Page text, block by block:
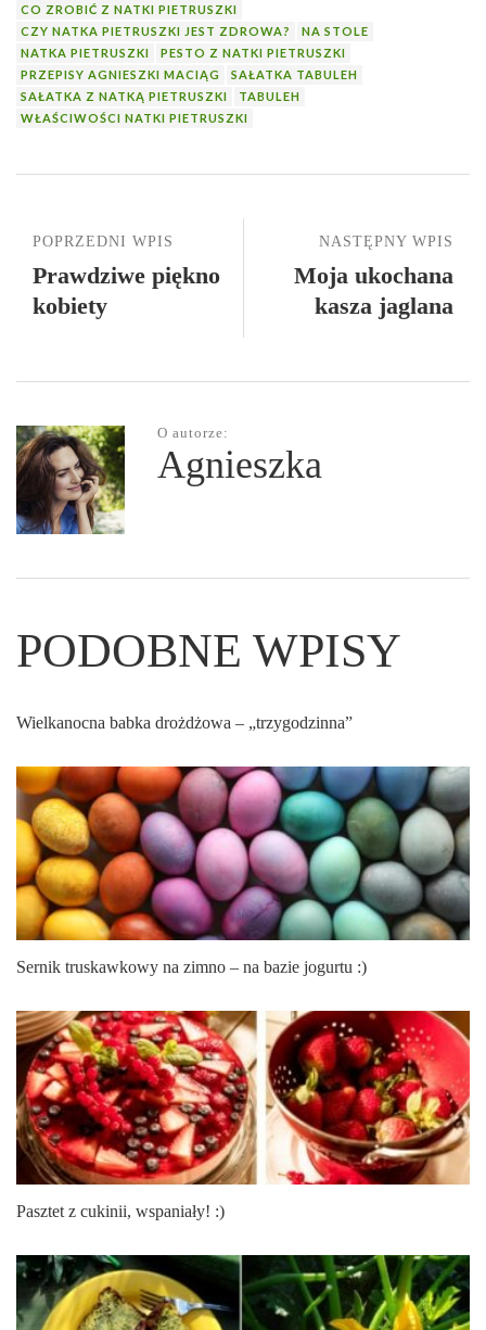
CO ZROBIĆ Z NATKI PIETRUSZKI
CZY NATKA PIETRUSZKI JEST ZDROWA?
NA STOLE
NATKA PIETRUSZKI
PESTO Z NATKI PIETRUSZKI
PRZEPISY AGNIESZKI MACIĄG
SAŁATKA TABULEH
SAŁATKA Z NATKĄ PIETRUSZKI
TABULEH
WŁAŚCIWOŚCI NATKI PIETRUSZKI
NASTĘPNY WPIS
Moja ukochana
kasza jaglana
POPRZEDNI WPIS
Prawdziwe piękno
kobiety
O autorze:
Agnieszka
PODOBNE WPISY
Wielkanocna babka drożdżowa – „trzygodzinna”
Sernik truskawkowy na zimno – na bazie jogurtu :)
Pasztet z cukinii, wspaniały! :)